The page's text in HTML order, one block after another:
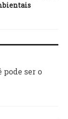
pode ser o